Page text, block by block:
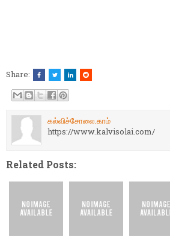
Share:
கல்விச்சோலை.காம்
https://www.kalvisolai.com/
Related Posts: